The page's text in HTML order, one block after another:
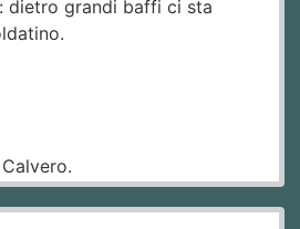
dietro grandi baffi ci sta